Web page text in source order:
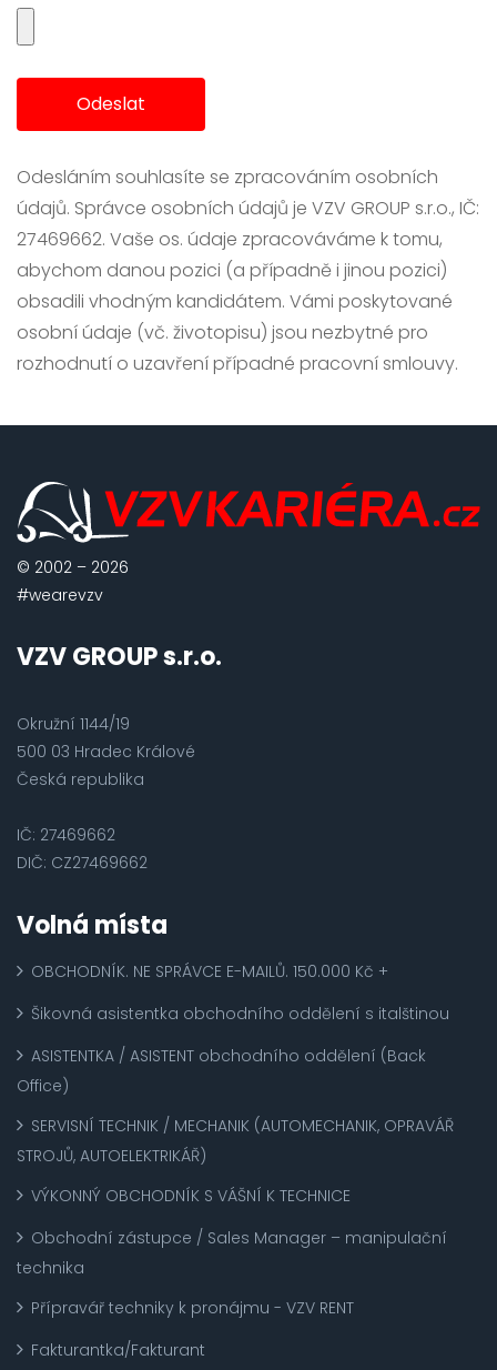
Odeslat
Odesláním souhlasíte se zpracováním osobních
údajů. Správce osobních údajů je VZV GROUP s.r.o., IČ:
27469662. Vaše os. údaje zpracováváme k tomu,
abychom danou pozici (a případně i jinou pozici)
obsadili vhodným kandidátem. Vámi poskytované
osobní údaje (vč. životopisu) jsou nezbytné pro
rozhodnutí o uzavření případné pracovní smlouvy.
© 2002 – 2026
#wearevzv
VZV GROUP s.r.o.
Okružní 1144/19
500 03 Hradec Králové
Česká republika
IČ: 27469662
DIČ: CZ27469662
Volná místa
OBCHODNÍK. NE SPRÁVCE E-MAILŮ. 150.000 Kč +
Šikovná asistentka obchodního oddělení s italštinou
ASISTENTKA / ASISTENT obchodního oddělení (Back
Office)
SERVISNÍ TECHNIK / MECHANIK (AUTOMECHANIK, OPRAVÁŘ
STROJŮ, AUTOELEKTRIKÁŘ)
VÝKONNÝ OBCHODNÍK S VÁŠNÍ K TECHNICE
Obchodní zástupce / Sales Manager – manipulační
technika
Přípravář techniky k pronájmu - VZV RENT
Fakturantka/Fakturant